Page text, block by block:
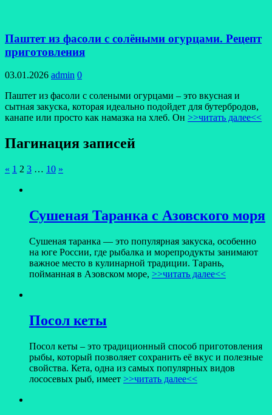
Паштет из фасоли с солёными огурцами. Рецепт
приготовления
03.01.2026 admin 0
Паштет из фасоли с солеными огурцами – это вкусная и
сытная закуска, которая идеально подойдет для бутербродов,
канапе или просто как намазка на хлеб. Он >>читать далее<<
Пагинация записей
« 1 2 3 … 10 »
Сушеная Таранка с Азовского моря
Сушеная таранка — это популярная закуска, особенно
на юге России, где рыбалка и морепродукты занимают
важное место в кулинарной традиции. Тарань,
пойманная в Азовском море, >>читать далее<<
Посол кеты
Посол кеты – это традиционный способ приготовления
рыбы, который позволяет сохранить её вкус и полезные
свойства. Кета, одна из самых популярных видов
лососевых рыб, имеет >>читать далее<<